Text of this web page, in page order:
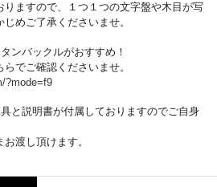
ますので、１つ１つの文字盤や木目が写
めご了承くださいませ。
ンバックルがおすすめ！
でご確認くださいませ。
?mode=f9
と説明書が付属しておりますのでご自身
渡し頂けます。